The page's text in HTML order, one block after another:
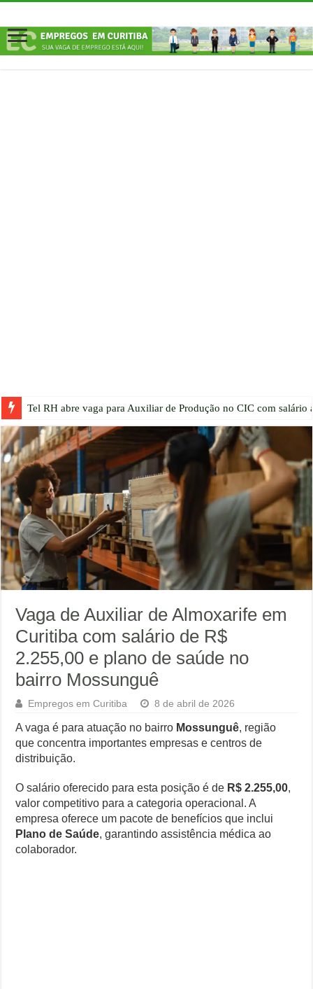
Tel RH abre vaga para Auxiliar de Produção no CIC com salário
Vaga de Auxiliar de Almoxarife em
Curitiba com salário de R$
2.255,00 e plano de saúde no
bairro Mossunguê
Empregos em Curitiba 8 de abril de 2026
A vaga é para atuação no bairro Mossunguê, região
que concentra importantes empresas e centros de
distribuição.
O salário oferecido para esta posição é de R$ 2.255,00,
valor competitivo para a categoria operacional. A
empresa oferece um pacote de benefícios que inclui
Plano de Saúde, garantindo assistência médica ao
colaborador.